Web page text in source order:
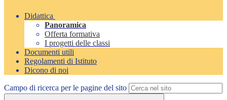
Didattica
Panoramica
Offerta formativa
I progetti delle classi
Documenti utili
Regolamenti di Istituto
Dicono di noi
Campo di ricerca per le pagine del sito